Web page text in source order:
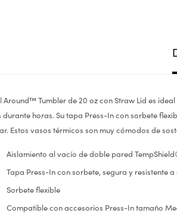
Around™ Tumbler de 20 oz con Straw Lid es
durante horas. Su tapa Press-In con sorbete
Estos vasos térmicos son muy cómodos de
Aislamiento al vacío de doble pared
Tapa Press-In con sorbete, segura y resistente
Sorbete flexible
Compatible con accesorios Press-In tamaño